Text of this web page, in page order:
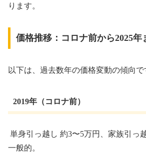
ります。
価格推移：コロナ前から2025年
以下は、過去数年の価格変動の傾向で
2019年（コロナ前）
単身引っ越し 約3〜5万円、家族引っ
一般的。